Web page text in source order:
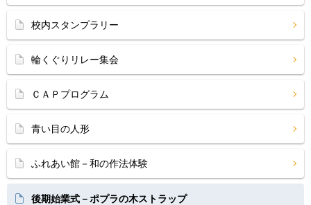
校内スタンプラリー
輪くぐりリレー集会
ＣＡＰプログラム
青い目の人形
ふれあい館－和の作法体験
後期始業式－ポプラの木ストラップ